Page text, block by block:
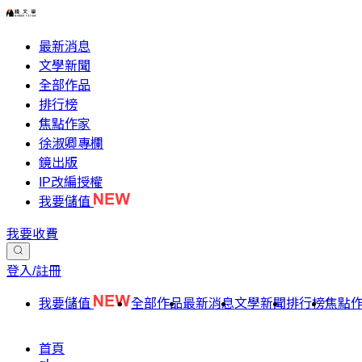
最新消息
文學新聞
全部作品
排行榜
焦點作家
徐淑卿專欄
鏡出版
IP改編授權
我要儲值
我要收費
登入/註冊
我要儲值 全部作品最新消息文學新聞排行榜焦點
首頁